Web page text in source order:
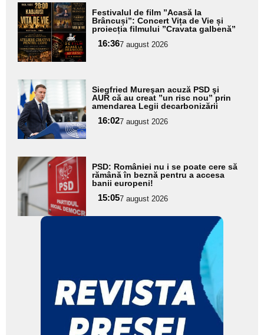
Adaugă
aici textul
pentru
subtitlu
Festivalul de film ”Acasă la
Brâncuși”: Concert Vița de Vie și
proiecția filmului ”Cravata galbenă”
16:367 august 2026
Adaugă
aici textul
pentru
subtitlu
Siegfried Mureşan acuză PSD şi
AUR că au creat ”un risc nou” prin
amendarea Legii decarbonizării
16:027 august 2026
Adaugă
aici textul
pentru
subtitlu
PSD: României nu i se poate cere să
rămână în beznă pentru a accesa
banii europeni!
15:057 august 2026